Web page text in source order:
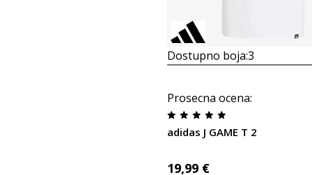
Dostupno boja:3
Prosecna ocena:
adidas J GAME T 2
19,99 €